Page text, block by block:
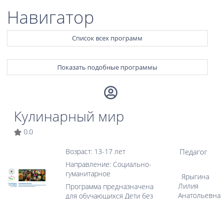
Навигатор
Список всех программ
Показать подобные программы
Кулинарный мир
0.0
Возраст: 13-17 лет
Направление: Социально-
гуманитарное
Программа предназначена
для обучающихся Дети без
Педагог
Ярыгина
Лилия
Анатольевна